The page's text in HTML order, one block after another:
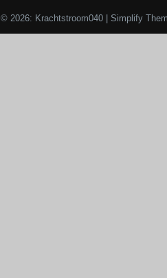
© 2026: Krachtstroom040 | Simplify